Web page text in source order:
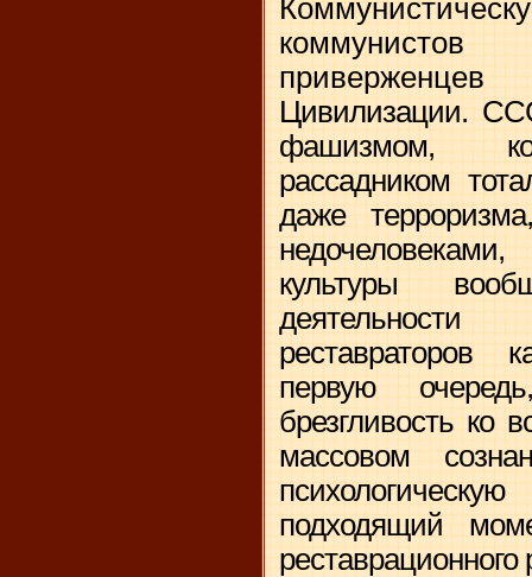
Цивилизации.
фашизмом,
рассадником
даже
культуры
реставраторов
первую
брезгливость ко
массовом
подходящий